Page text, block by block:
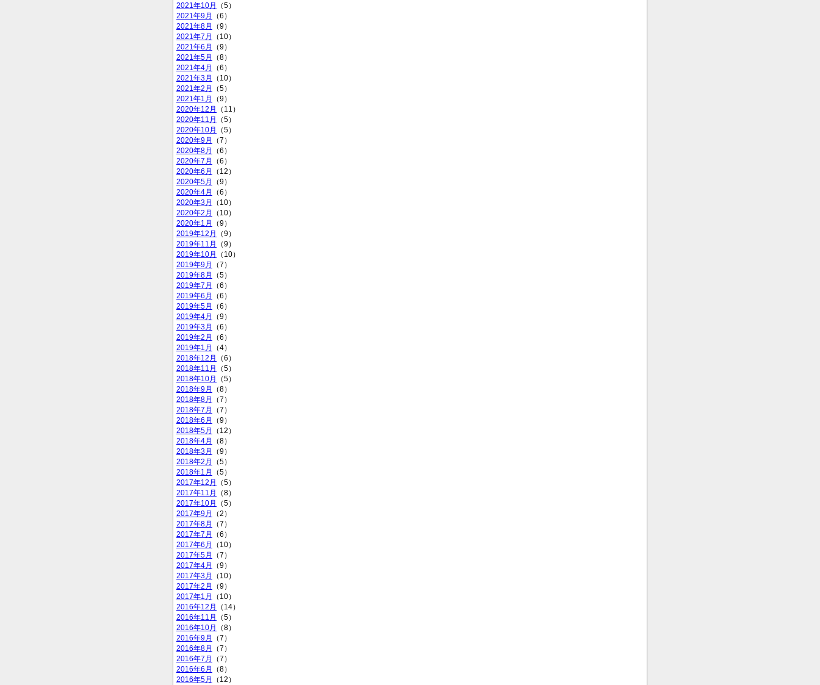
2021年10月
（5）
2021年9月
（6）
2021年8月
（9）
2021年7月
（10）
2021年6月
（9）
2021年5月
（8）
2021年4月
（6）
2021年3月
（10）
2021年2月
（5）
2021年1月
（9）
2020年12月
（11）
2020年11月
（5）
2020年10月
（5）
2020年9月
（7）
2020年8月
（6）
2020年7月
（6）
2020年6月
（12）
2020年5月
（9）
2020年4月
（6）
2020年3月
（10）
2020年2月
（10）
2020年1月
（9）
2019年12月
（9）
2019年11月
（9）
2019年10月
（10）
2019年9月
（7）
2019年8月
（5）
2019年7月
（6）
2019年6月
（6）
2019年5月
（6）
2019年4月
（9）
2019年3月
（6）
2019年2月
（6）
2019年1月
（4）
2018年12月
（6）
2018年11月
（5）
2018年10月
（5）
2018年9月
（8）
2018年8月
（7）
2018年7月
（7）
2018年6月
（9）
2018年5月
（12）
2018年4月
（8）
2018年3月
（9）
2018年2月
（5）
2018年1月
（5）
2017年12月
（5）
2017年11月
（8）
2017年10月
（5）
2017年9月
（2）
2017年8月
（7）
2017年7月
（6）
2017年6月
（10）
2017年5月
（7）
2017年4月
（9）
2017年3月
（10）
2017年2月
（9）
2017年1月
（10）
2016年12月
（14）
2016年11月
（5）
2016年10月
（8）
2016年9月
（7）
2016年8月
（7）
2016年7月
（7）
2016年6月
（8）
2016年5月
（12）